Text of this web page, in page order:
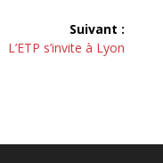
Suivant :
Article
L’ETP s’invite à Lyon